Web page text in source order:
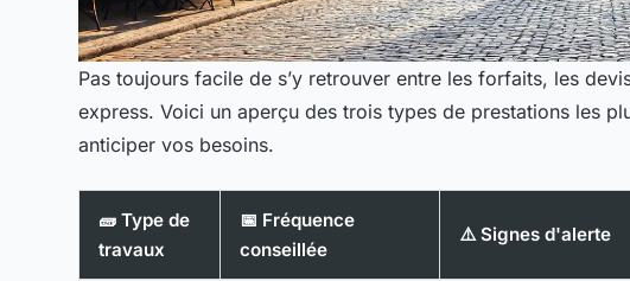
Pas toujours facile de s’y retrouver entre les forfaits, les
express. Voici un aperçu des trois types de prestations les
anticiper vos besoins.
🧱 Type de
travaux
📅 Fréquence
conseillée
⚠️ Signes d'alerte